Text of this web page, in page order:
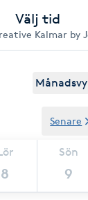
Välj tid
Kalmar by
Månadsvy
8
Sön
9
Senare